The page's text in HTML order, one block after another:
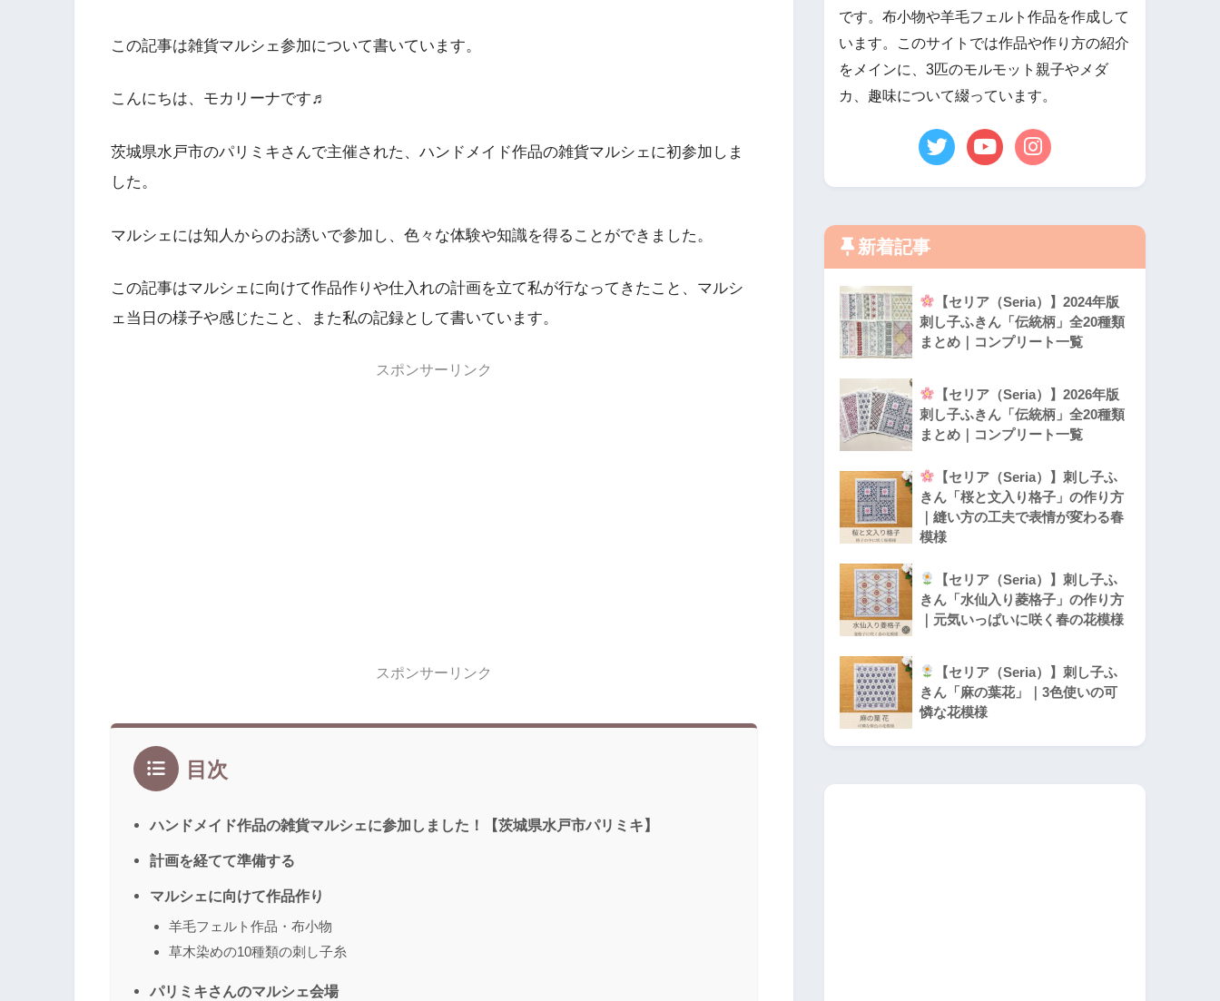
この記事は雑貨マルシェ参加について書いています。
こんにちは、モカリーナです♬
茨城県水戸市のパリミキさんで主催された、ハンドメイド作品の雑貨マルシェに初参加しま
した。
マルシェには知人からのお誘いで参加し、色々な体験や知識を得ることができました。
この記事はマルシェに向けて作品作りや仕入れの計画を立て私が行なってきたこと、マルシ
ェ当日の様子や感じたこと、また私の記録として書いています。
スポンサーリンク
スポンサーリンク
目次
ハンドメイド作品の雑貨マルシェに参加しました！【茨城県水戸市パリミキ】
計画を経てて準備する
マルシェに向けて作品作り
羊毛フェルト作品・布小物
草木染めの10種類の刺し子糸
パリミキさんのマルシェ会場
です。布小物や羊毛フェルト作品を作成して
います。このサイトでは作品や作り方の紹介
をメインに、3匹のモルモット親子やメダ
カ、趣味について綴っています。
新着記事
【セリア（Seria）】2024年版
刺し子ふきん「伝統柄」全20種類
まとめ｜コンプリート一覧
【セリア（Seria）】2026年版
刺し子ふきん「伝統柄」全20種類
まとめ｜コンプリート一覧
【セリア（Seria）】刺し子ふ
きん「桜と文入り格子」の作り方
｜縫い方の工夫で表情が変わる春
模様
【セリア（Seria）】刺し子ふ
きん「水仙入り菱格子」の作り方
｜元気いっぱいに咲く春の花模様
【セリア（Seria）】刺し子ふ
きん「麻の葉花」｜3色使いの可
憐な花模様